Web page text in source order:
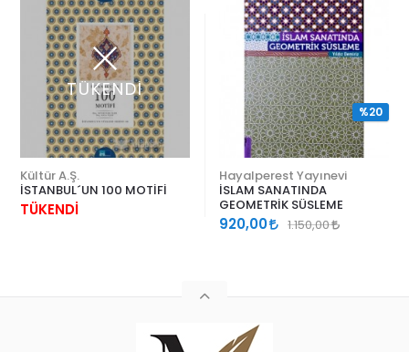
TÜKENDİ
Kültür A.Ş.
İSTANBUL´UN 100 MOTİFİ
TÜKENDİ
Hayalperest Yayınevi
İSLAM SANATINDA
GEOMETRİK SÜSLEME
920,00 1.150,00
%20